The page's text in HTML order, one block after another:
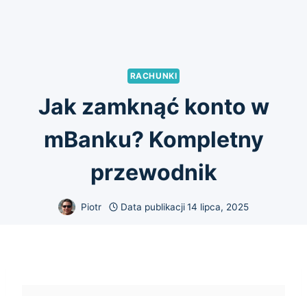
RACHUNKI
Jak zamknąć konto w
mBanku? Kompletny
przewodnik
Piotr Data publikacji 14 lipca, 2025